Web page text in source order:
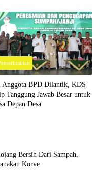
Anggota BPD Dilantik, KDS
Tanggung Jawab Besar untuk
Depan Desa
Bersih Dari Sampah,
Korve